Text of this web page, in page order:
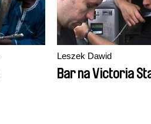
Leszek Dawid
Bar na Victoria